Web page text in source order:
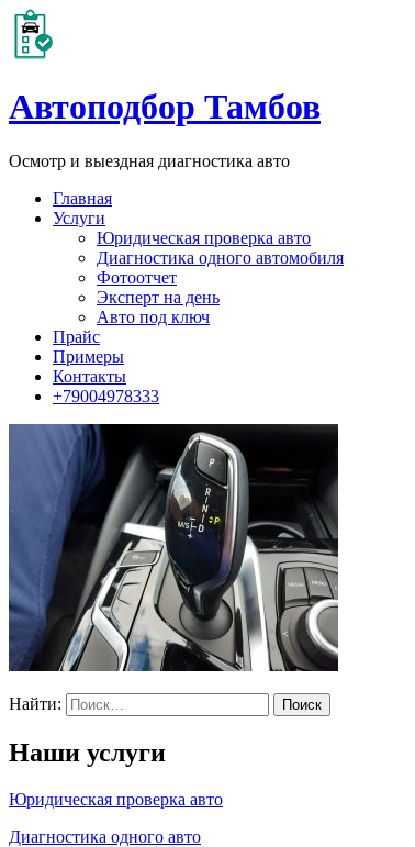
Автоподбор Тамбов
Осмотр и выездная диагностика авто
Главная
Услуги
Юридическая проверка авто
Диагностика одного автомобиля
Фотоотчет
Эксперт на день
Авто под ключ
Прайс
Примеры
Контакты
+79004978333
Найти:
Наши услуги
Юридическая проверка авто
Диагностика одного авто